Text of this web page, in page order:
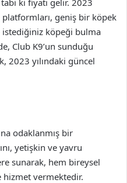
ki fiyatı gelir. 2023
platformları, geniş bir köpek
istediğiniz köpeği bulma
Club K9’un sunduğu
2023 yılındaki güncel
odaklanmış bir
yetişkin ve yavru
sunarak, hem bireysel
vermektedir.